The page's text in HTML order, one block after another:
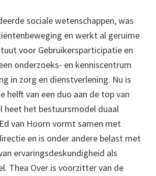
sociale wetenschappen, was
en werkt al geruime
voor Gebruikersparticipatie en
onderzoeks- en kenniscentrum
in zorg en dienstverlening. Nu is
helft van een duo aan de top van
heet het bestuursmodel duaal
van Hoorn vormt samen met
en is onder andere belast met
ervaringsdeskundigheid als
Thea Over is voorzitter van de